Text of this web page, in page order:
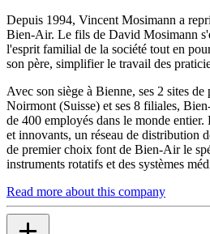
Depuis 1994, Vincent Mosimann a
Bien-Air. Le fils de David Mosimann
l'esprit familial de la société tout en
son père, simplifier le travail des
Avec son siège à Bienne, ses 2 sites
Noirmont (Suisse) et ses 8 filiales,
de 400 employés dans le monde
et innovants, un réseau de distribution
de premier choix font de Bien-Air le
instruments rotatifs et des systèmes
Read more about this company